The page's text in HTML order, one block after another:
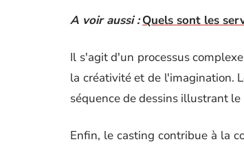
A voir aussi : Quels sont les
Il s'agit d'un processus
la créativité et de l'imagination.
séquence de dessins illustrant
Enfin, le casting contribue à la